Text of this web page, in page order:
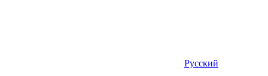
Русский